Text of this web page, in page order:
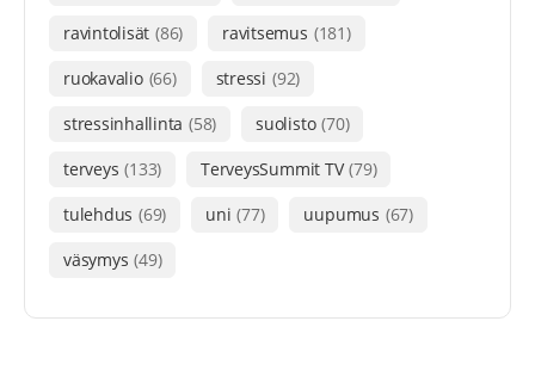
ravintolisät (86) ravitsemus (181)
ruokavalio (66) stressi (92)
stressinhallinta (58) suolisto (70)
terveys (133) TerveysSummit TV (79)
tulehdus (69) uni (77) uupumus (67)
väsymys (49)